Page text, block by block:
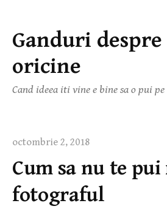
Skip
to
content
Ganduri
oricine
Cand ideea iti vine e bine sa o pui
octombrie 2, 2018
Cum sa nu te
fotograful